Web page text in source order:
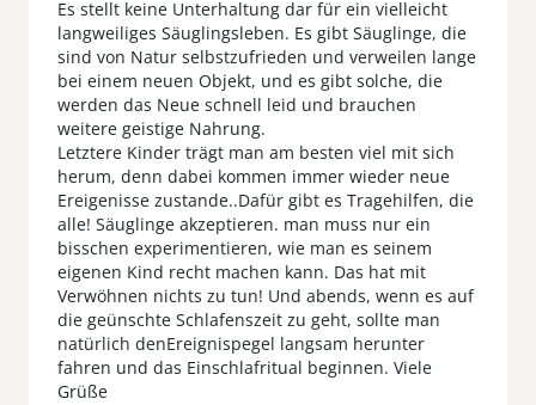
Es stellt keine Unterhaltung dar für ein vielleicht
langweiliges Säuglingsleben. Es gibt Säuglinge, die
sind von Natur selbstzufrieden und verweilen lange
bei einem neuen Objekt, und es gibt solche, die
werden das Neue schnell leid und brauchen
weitere geistige Nahrung.
Letztere Kinder trägt man am besten viel mit sich
herum, denn dabei kommen immer wieder neue
Ereigenisse zustande..Dafür gibt es Tragehilfen, die
alle! Säuglinge akzeptieren. man muss nur ein
bisschen experimentieren, wie man es seinem
eigenen Kind recht machen kann. Das hat mit
Verwöhnen nichts zu tun! Und abends, wenn es auf
die geünschte Schlafenszeit zu geht, sollte man
natürlich denEreignispegel langsam herunter
fahren und das Einschlafritual beginnen. Viele
Grüße